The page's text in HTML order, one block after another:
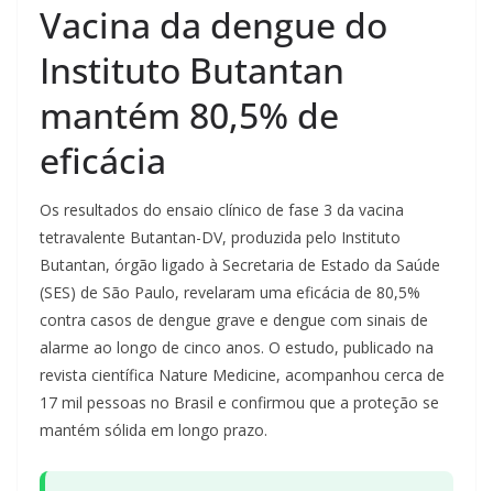
Vacina da dengue do
Instituto Butantan
mantém 80,5% de
eficácia
Os resultados do ensaio clínico de fase 3 da vacina
tetravalente Butantan-DV, produzida pelo Instituto
Butantan, órgão ligado à Secretaria de Estado da Saúde
(SES) de São Paulo, revelaram uma eficácia de 80,5%
contra casos de dengue grave e dengue com sinais de
alarme ao longo de cinco anos. O estudo, publicado na
revista científica Nature Medicine, acompanhou cerca de
17 mil pessoas no Brasil e confirmou que a proteção se
mantém sólida em longo prazo.